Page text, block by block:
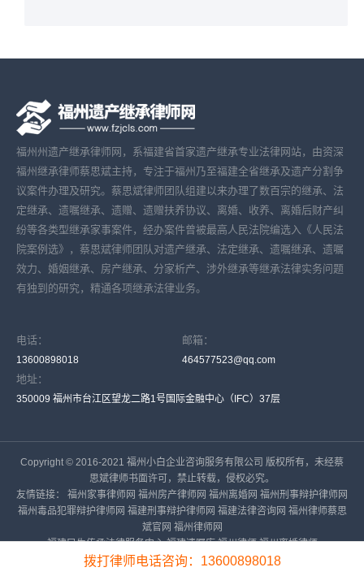
福州州遗产继承律师网，系福建省首家遗产继承专业法律网站，由资深
福州继承律师蔡思斌主持，专注于福州乃至福建全省继承及遗产分割争
议案件办理及研究。蔡思斌律师团队组建以来办理了数百宗的继承、法
定继承、遗嘱继承、遗赠、遗赠扶养协议、离婚、收养、离婚后财产纠
纷等各类型继承家事案件，经办案件曾被最高人民法院编选入《人民法
院案例选》，蔡思斌律师团队对遗产继承、法定继承、遗嘱继承、遗嘱
效力、婚姻继承、房产继承、分家析产、涉外继承等继承法律实务问题
有独到的研究，精通各项继承法律业务。
电话：
13600898018
邮箱：
464577523@qq.com
地址：
350009 福州市台江区望龙二路1号国际金融中心（IFC）37层
Copyright © 2016-2021 福州小白企业咨询服务有限公司 版权所有，未经蔡
思斌律师书面许可，禁止转载，侵权必究。
友情链接： 福州家事律师网 福州房产律师网 福州离婚网 福州刑事辩护律师网
福州毒品犯罪辩护律师网 福建刑事辩护律师网 福建法律咨询网 福州律师蔡思
斌官网 福州律师网
福建民生传承法律服务中心 福建遗嘱库 福州律师 福州离婚律师
备案号：闽ICP备16023919号-6
拨打律师电话咨询：13600898018